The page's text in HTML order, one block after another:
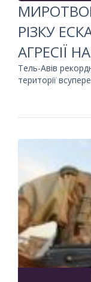
РІЗКУ
АГРЕСІЇ
Тель-Авів
території